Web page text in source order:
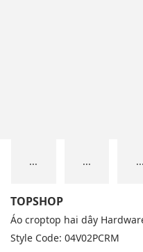
... ... ...
TOPSHOP
Áo croptop hai dây
Style Code: 04V02PCRM